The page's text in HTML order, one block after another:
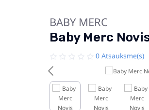
BABY MERC
Baby Merc
0 Atsauksme(s)